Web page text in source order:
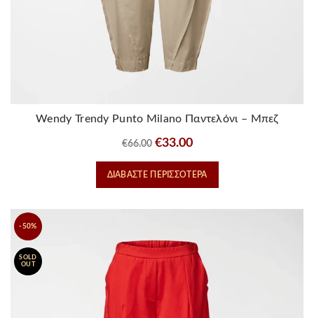
Wendy Trendy Punto Milano Παντελόνι – Μπεζ
€66.00 Original
price
was:
€33.00Η
τρέχουσα
τιμή
€33.00.
ΔΙΑΒΆΣΤΕ ΠΕΡΙΣΣΌΤΕΡΑ
-50%
SOLD
OUT